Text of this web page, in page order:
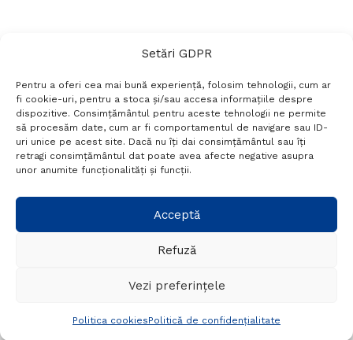
Setări GDPR
Pentru a oferi cea mai bună experiență, folosim tehnologii, cum ar
fi cookie-uri, pentru a stoca și/sau accesa informațiile despre
dispozitive. Consimțământul pentru aceste tehnologii ne permite
să procesăm date, cum ar fi comportamentul de navigare sau ID-
uri unice pe acest site. Dacă nu îți dai consimțământul sau îți
retragi consimțământul dat poate avea afecte negative asupra
unor anumite funcționalități și funcții.
Acceptă
Refuză
Vezi preferințele
Politica cookiesPolitică de confidențialitate
Termeni si conditii
Politică de confidențialitate
Politica cookies
Setări GDPR
+40 788 760 194